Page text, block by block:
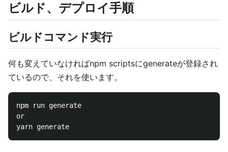
ビルド、デプロイ手順
ビルドコマンド実行
何も変えていなければnpm scriptsにgenerateが登録され
ているので、それを使います。
npm run generate
or